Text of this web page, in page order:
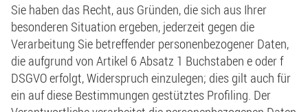
Sie haben das Recht, aus Gründen, die sich aus Ihrer
besonderen Situation ergeben, jederzeit gegen die
Verarbeitung Sie betreffender personenbezogener Daten,
die aufgrund von Artikel 6 Absatz 1 Buchstaben e oder f
DSGVO erfolgt, Widerspruch einzulegen; dies gilt auch für
ein auf diese Bestimmungen gestütztes Profiling. Der